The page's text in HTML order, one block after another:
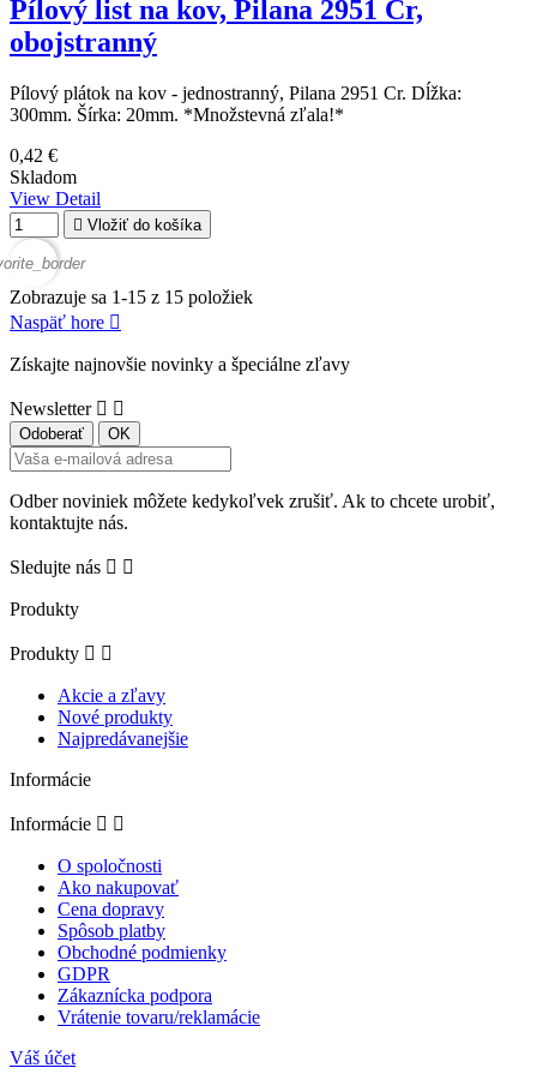
Pílový list na kov, Pilana 2951 Cr,
obojstranný
Pílový plátok na kov - jednostranný, Pilana 2951 Cr. Dĺžka:
300mm. Šírka: 20mm. *Množstevná zľala!*
0,42 €
Skladom
View Detail
 Vložiť do košíka
Zobrazuje sa 1-15 z 15 položiek
Naspäť hore 
Získajte najnovšie novinky a špeciálne zľavy
Newsletter  
Odber noviniek môžete kedykoľvek zrušiť. Ak to chcete urobiť,
kontaktujte nás.
Sledujte nás  
Produkty
Produkty  
Akcie a zľavy
Nové produkty
Najpredávanejšie
Informácie
Informácie  
O spoločnosti
Ako nakupovať
Cena dopravy
Spôsob platby
Obchodné podmienky
GDPR
Zákaznícka podpora
Vrátenie tovaru/reklamácie
Váš účet